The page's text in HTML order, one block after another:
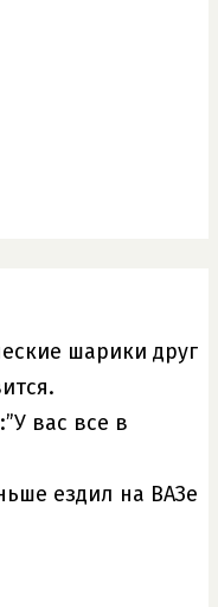
шарики друг
вас все в
ездил на ВАЗе